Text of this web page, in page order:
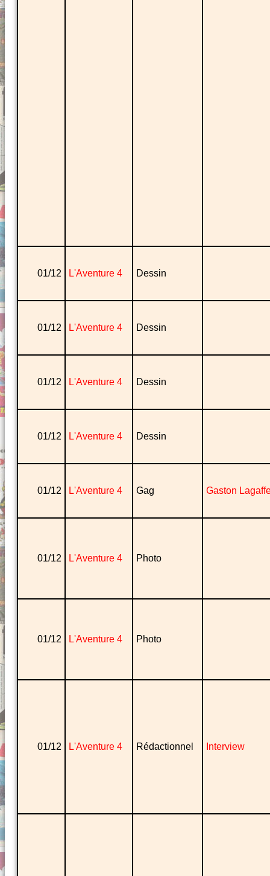
01/12 L'Aventure 4 Dessin
01/12 L'Aventure 4 Dessin
01/12 L'Aventure 4 Dessin
01/12 L'Aventure 4 Dessin
01/12 L'Aventure 4 Gag Gaston
01/12 L'Aventure 4 Photo
01/12 L'Aventure 4 Photo
01/12 L'Aventure 4 Rédactionnel Interview